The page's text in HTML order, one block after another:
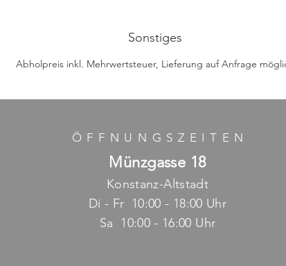
Sonstiges
Abholpreis inkl. Mehrwertsteuer, Lieferung auf Anfrage
ÖFFNUNGSZEITE N
Münzgasse 18
Konstanz-Altstadt
Di - Fr 10:00 - 18:00 Uhr
Sa 10:00 - 16:00 Uhr